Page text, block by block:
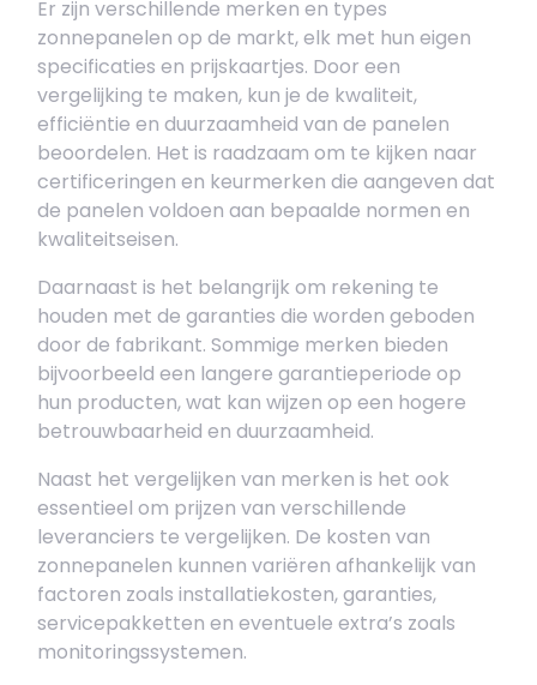
Er zijn verschillende merken en types
zonnepanelen op de markt, elk met hun eigen
specificaties en prijskaartjes. Door een
vergelijking te maken, kun je de kwaliteit,
efficiëntie en duurzaamheid van de panelen
beoordelen. Het is raadzaam om te kijken naar
certificeringen en keurmerken die aangeven dat
de panelen voldoen aan bepaalde normen en
kwaliteitseisen.
Daarnaast is het belangrijk om rekening te
houden met de garanties die worden geboden
door de fabrikant. Sommige merken bieden
bijvoorbeeld een langere garantieperiode op
hun producten, wat kan wijzen op een hogere
betrouwbaarheid en duurzaamheid.
Naast het vergelijken van merken is het ook
essentieel om prijzen van verschillende
leveranciers te vergelijken. De kosten van
zonnepanelen kunnen variëren afhankelijk van
factoren zoals installatiekosten, garanties,
servicepakketten en eventuele extra’s zoals
monitoringssystemen.